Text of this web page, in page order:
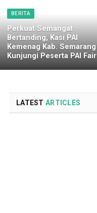
BERITA
Perkuat Semangat
Bertanding, Kasi PAI
Kemenag Kab. Semarang
Kunjungi Peserta PAI Fair
LATEST ARTICLES